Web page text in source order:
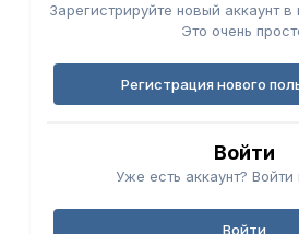
Зарегистрируйте новый аккаунт
Это очень
Регистрация нового
Войти
Уже есть аккаунт? Войти
Войти